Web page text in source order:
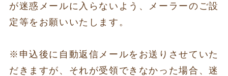
が迷惑メールに入らないよう、メーラーのご設
定等をお願いいたします。
※申込後に自動返信メールをお送りさせていた
だきますが、それが受領できなかった場合、迷